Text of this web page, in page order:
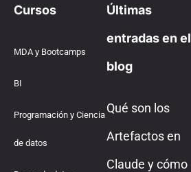
Cursos
MDA y Bootcamps
BI
Programación y Ciencia
de datos
Últimas
entradas en el
blog
Qué son los
Artefactos en
Claude y cómo